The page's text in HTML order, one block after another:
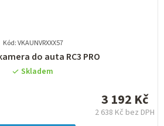
Kód: VKAUNVRXXX57
Průměrné
hodnocení
do auta RC3 PRO
Skladem
3 192 Kč
2 638 Kč bez DPH